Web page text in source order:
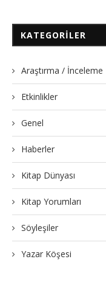
KATEGORILER
Araştırma / İnceleme
Etkinlikler
Genel
Haberler
Kitap Dünyası
Kitap Yorumları
Söyleşiler
Yazar Köşesi